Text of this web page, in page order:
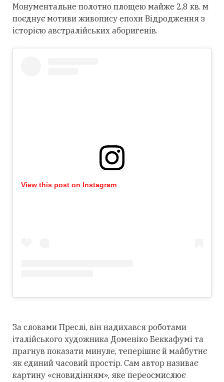
Монументальне полотно площею майже 2,8 кв. м
поєднує мотиви живопису епохи Відродження з
історією австралійських аборигенів.
View this post on Instagram
За словами Преслі, він надихався роботами
італійського художника Доменіко Беккафумі та
прагнув показати минуле, теперішнє й майбутнє
як єдиний часовий простір. Сам автор називає
картину «сновидінням», яке переосмислює